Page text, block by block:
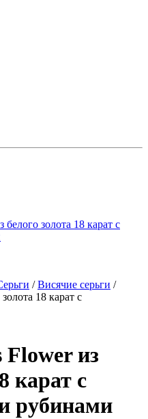
/Висячие серьги /
18 карат с
Flower из
карат с
рубинами